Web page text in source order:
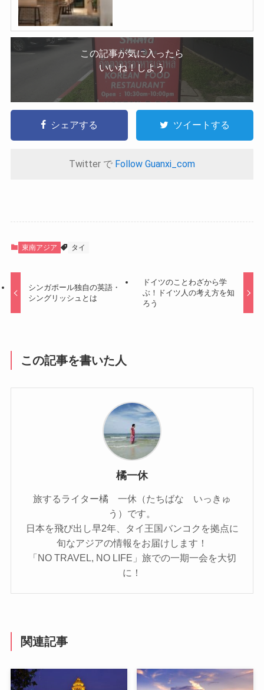
この記事が気に入ったら
いいね！しよう
シェアする ツイートする
Twitter で Follow Guanxi_com
東南アジア タイ
シンガポール独自の英語・
シングリッシュとは
ドイツのことわざから学
ぶ！ドイツ人の考え方を知
ろう
この記事を書いた人
橘一休
旅するライター橘 一休（たちばな いっきゅ
う）です。
日本を飛び出し早2年、タイ王国バンコクを拠点に
旬なアジアの情報をお届けします！
「NO TRAVEL, NO LIFE」旅での一期一会を大切
に！
関連記事